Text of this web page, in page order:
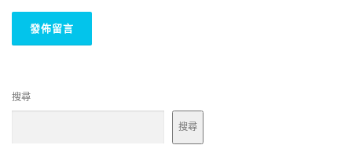
搜尋
搜尋